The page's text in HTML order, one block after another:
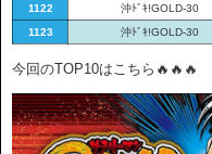
1122
沖ﾄﾞｷ!GOLD-30
1123
沖ﾄﾞｷ!GOLD-30
今回のTOP10はこちら🔥🔥🔥